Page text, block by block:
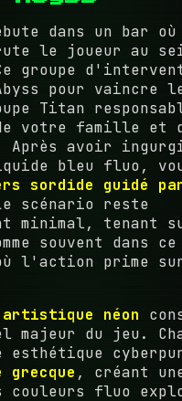
dans un bar où
le joueur au
groupe
pour vaincre les
Titan
votre famille et
Après avoir
bleu fluo,
sordide guidé
scénario reste
minimal, tenant
souvent dans
l'action prime
néon
du jeu.
grecque , créant
couleurs fluo